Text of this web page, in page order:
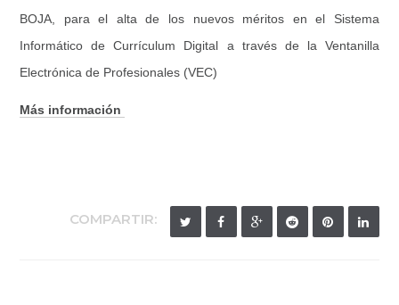
BOJA, para el alta de los nuevos méritos en el Sistema
Informático de Currículum Digital a través de la Ventanilla
Electrónica de Profesionales (VEC)
Más información
COMPARTIR: